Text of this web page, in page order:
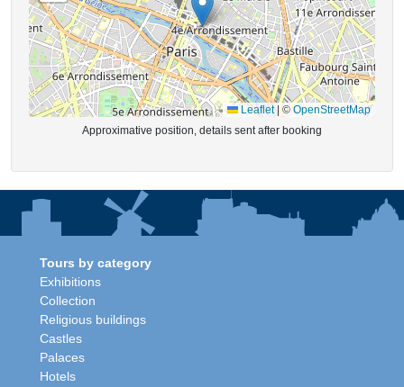
Leaflet ©OpenStreetMap
Approximative position, details sent after booking
Tours by category
Exhibitions
Collection
Religious buildings
Castles
Palaces
Hotels